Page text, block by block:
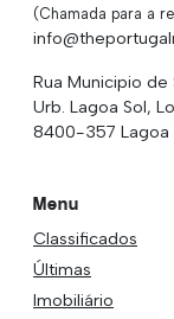
(Chamada para a
Rua Municipio de
Urb. Lagoa Sol,
8400-357 Lagoa
Menu
Classificados
Últimas
Imobiliário